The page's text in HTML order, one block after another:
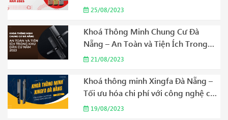
Lưu Trú Năm 2023
25/08/2023
Khoá Thông Minh Chung Cư Đà
Nẵng – An Toàn và Tiện Ích Trong
Khu Dân Cư Năm 2023
21/08/2023
Khoá thông minh Xingfa Đà Nẵng –
Tối ưu hóa chi phí với công nghệ cao
cấp Năm 2023
19/08/2023